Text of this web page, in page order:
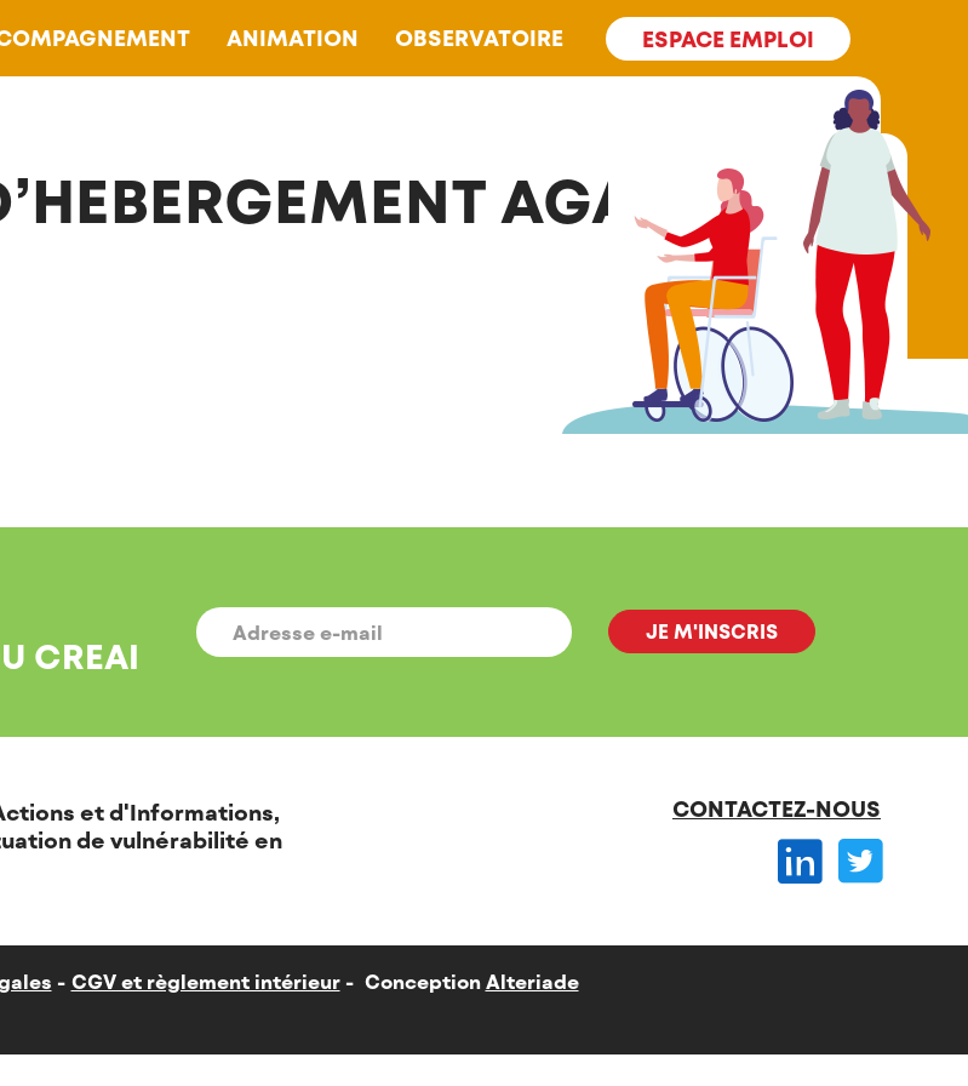
ANIMATION OBSERVATOIRE ESPACE EMPLOI
AGATHE
CREAI
E-
MAIL *
et d'Informations,
de vulnérabilité en
CONTACTEZ-NOUS
CGV et règlement intérieur Conception Alteriade